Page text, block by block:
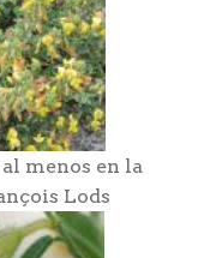
menos en la
Lods